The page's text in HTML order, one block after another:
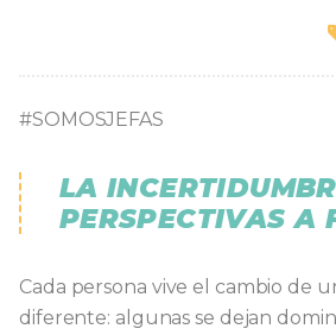
#SOMOSJEFAS
LA
PERSPECTIVAS A
Cada persona vive el cambio de
diferente: algunas se dejan